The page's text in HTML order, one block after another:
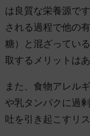
は良質な栄養源で
される過程で他の
糖）と混ざってい
取するメリットはあ
また、食物アレル
や乳タンパクに過
吐を引き起こすリ